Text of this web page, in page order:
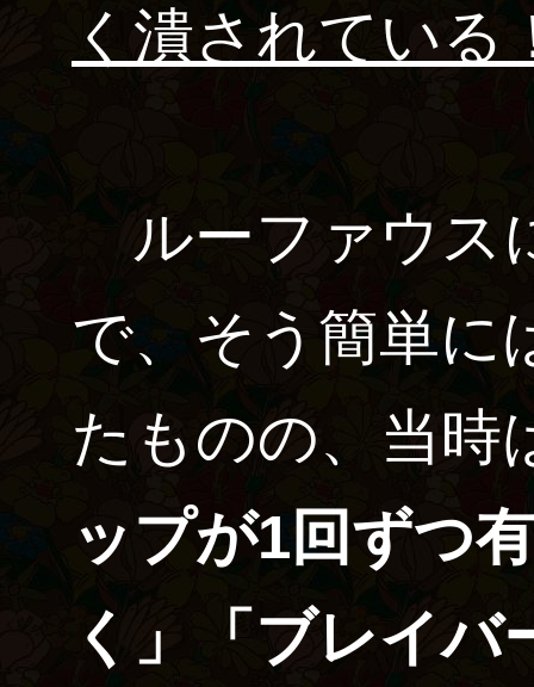
く潰されている
ルーファウス
で、そう簡単に
たものの、当時
ップが1回ずつ
く」「ブレイ